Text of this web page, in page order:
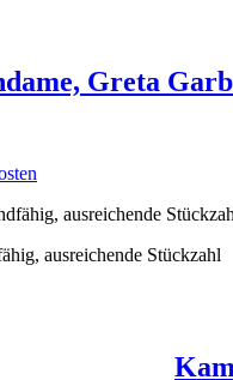
Greta
ausreichende Stückzahl